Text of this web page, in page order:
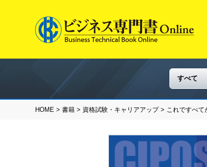
HOME > 書籍 > 資格試験・キャリアアップ> これですべて